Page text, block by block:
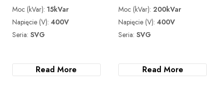
Moc (kVar): 15kVar
Napięcie (V): 400V
Seria: SVG
Read More
Moc (kVar): 200kVar
Napięcie (V):400V
Seria:SVG
Read More